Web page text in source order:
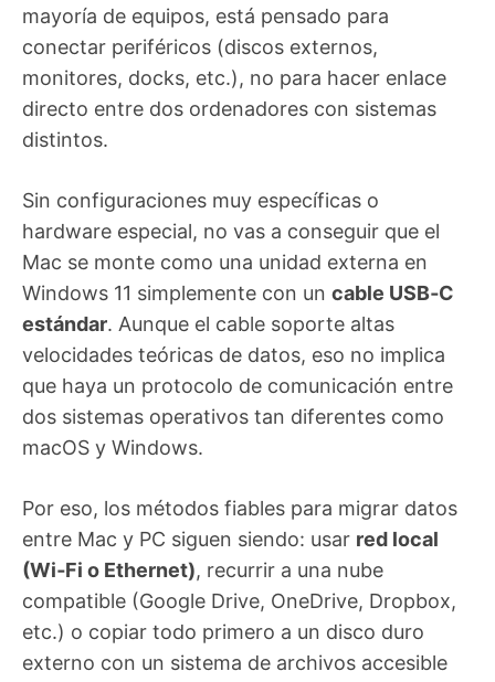
mayoría de equipos, está pensado para
conectar periféricos (discos externos,
monitores, docks, etc.), no para hacer enlace
directo entre dos ordenadores con sistemas
distintos.
Sin configuraciones muy específicas o
hardware especial, no vas a conseguir que el
Mac se monte como una unidad externa en
Windows 11 simplemente con un cable USB‑C
estándar. Aunque el cable soporte altas
velocidades teóricas de datos, eso no implica
que haya un protocolo de comunicación entre
dos sistemas operativos tan diferentes como
macOS y Windows.
Por eso, los métodos fiables para migrar datos
entre Mac y PC siguen siendo: usar red local
(Wi‑Fi o Ethernet), recurrir a una nube
compatible (Google Drive, OneDrive, Dropbox,
etc.) o copiar todo primero a un disco duro
externo con un sistema de archivos accesible